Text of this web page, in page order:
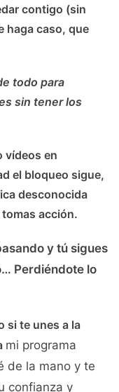
contigo (sin
haga caso, que
todo para
sin tener los
vídeos en
el bloqueo sigue,
desconocida
acción.
y tú sigues
Perdiéndote lo
si te unes a la
mi programa
de la mano y te
confianza y